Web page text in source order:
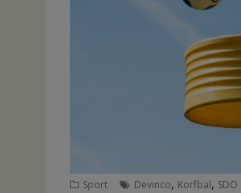
Sport Devinco, Korfbal, SDO